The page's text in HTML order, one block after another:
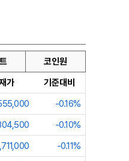
코인원
가
기준대비
-0.16%
-0.10%
-0.11%